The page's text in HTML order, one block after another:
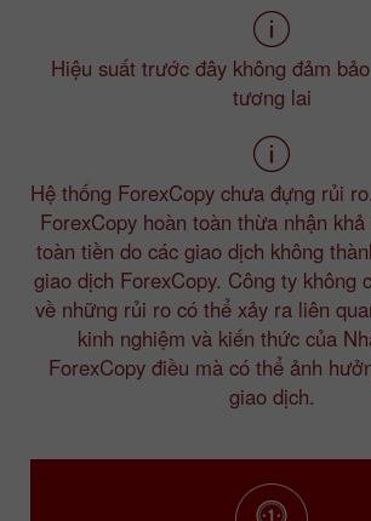
Hiệu suất trước đây không đảm
tương lai
Hệ thống ForexCopy chưa đựng rủi
ForexCopy hoàn toàn thừa nhận
toàn tiền do các giao dịch không
giao dịch ForexCopy. Công ty không
về những rủi ro có thể xảy ra liên
kinh nghiệm và kiến thức của
ForexCopy điều mà có thể ảnh
giao dịch.